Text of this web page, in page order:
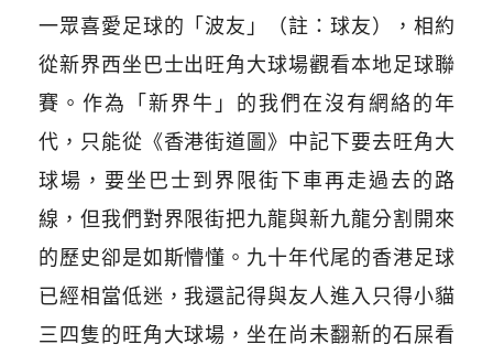
一眾喜愛足球的「波友」
（註：球友）
，相約
從新界西坐巴士出旺角大球場觀看本地足球聯
賽。作為「新界牛」的我們在沒有網絡的年
代，只能從《香港街道圖》中記下要去旺角大
球場，要坐巴士到界限街下車再走過去的路
線，但我們對界限街把九龍與新九龍分割開來
的歷史卻是如斯懵懂。九十年代尾的香港足球
已經相當低迷，我還記得與友人進入只得小貓
三四隻的旺角大球場，坐在尚未翻新的石屎看